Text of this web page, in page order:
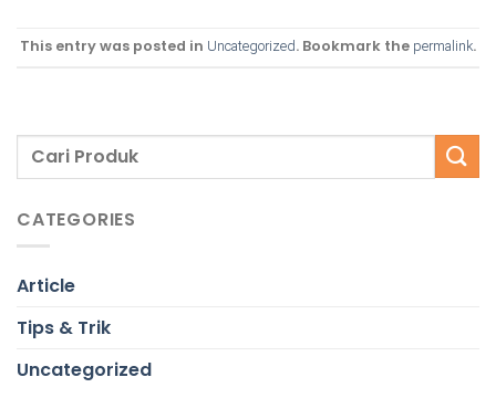
This entry was posted in Uncategorized . Bookmark the permalink.
CATEGORIES
Article
Tips & Trik
Uncategorized